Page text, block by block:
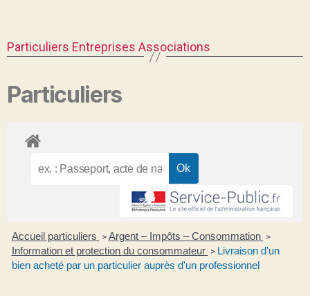
Particuliers Entreprises Associations
Particuliers
Accueil particuliers > Argent – Impôts – Consommation >
Information et protection du consommateur > Livraison d'un
bien acheté par un particulier auprès d'un professionnel